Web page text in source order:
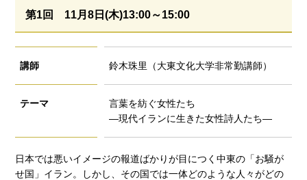
第1回 11月8日(木)13:00～15:00
講師 鈴木珠里（大東文化大学非常勤講師）
テーマ
言葉を紡ぐ女性たち
―現代イランに生きた女性詩人たち―
日本では悪いイメージの報道ばかりが目につく中東の「お騒が
せ国」イラン。しかし、その国では一体どのような人々がどの